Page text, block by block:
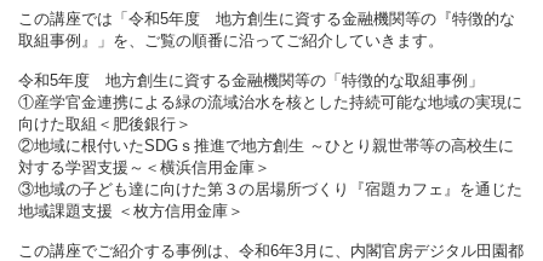
この講座では「令和5年度 地方創生に資する金融機関等の『特徴的な
取組事例』」を、ご覧の順番に沿ってご紹介していきます。
令和5年度 地方創生に資する金融機関等の「特徴的な取組事例」
①産学官金連携による緑の流域治水を核とした持続可能な地域の実現に
向けた取組＜肥後銀行＞
②地域に根付いたSDGｓ推進で地方創生 ～ひとり親世帯等の高校生に
対する学習支援～＜横浜信用金庫＞
③地域の子ども達に向けた第３の居場所づくり『宿題カフェ』を通じた
地域課題支援 ＜枚方信用金庫＞
この講座でご紹介する事例は、令和6年3月に、内閣官房デジタル田園都